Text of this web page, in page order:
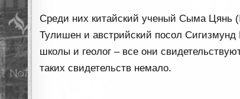
Среди них китайский ученый Сыма Цянь
Тулишен и австрийский посол Сигизмунд
школы и геолог – все они
таких свидетельств немало.